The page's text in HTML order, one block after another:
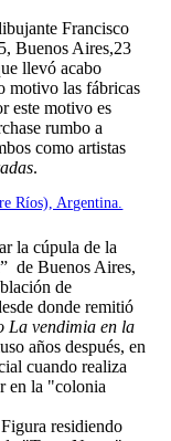
Francisco
Buenos Aires,23
llevó acabo
motivo las fábricas
este motivo es
rumbo a
como artistas
.
Ríos), Argentina.
la cúpula de la
de Buenos Aires,
de
donde remitió
La vendimia en la
años después, en
cuando realiza
en la "colonia
residiendo